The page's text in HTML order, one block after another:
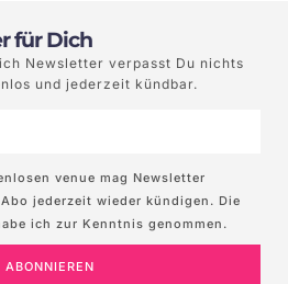
für Dich
Newsletter verpasst Du nichts
und jederzeit kündbar.
venue mag Newsletter
jederzeit wieder kündigen. Die
ich zur Kenntnis genommen.
ABONNIEREN